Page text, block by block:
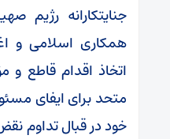
جنایتکارانه رژیم
همکاری اسلامی و
اتخاذ اقدام قاطع و
متحد برای ایفای
خود در قبال تداوم